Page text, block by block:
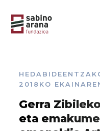
2018KO
Gerra
eta